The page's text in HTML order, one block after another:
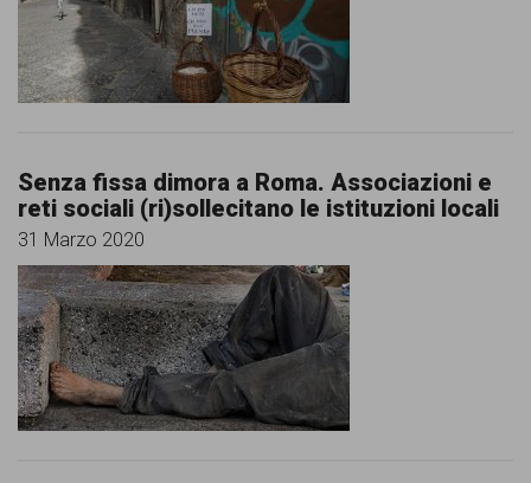
comunicazione
specificamente
dedicato
fenomeno
del
curato
da
Lunaria
Senza fissa dimora a Roma. Associazioni e
reti sociali (ri)sollecitano le istituzioni locali
31 Marzo 2020